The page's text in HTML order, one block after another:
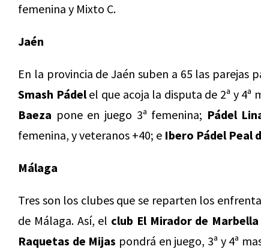
femenina y Mixto C.
Jaén
En la provincia de Jaén suben a 65 las parejas
Smash Pádelel que acoja la disputa de 2ª y 4ª
Baeza pone en juego 3ª femenina; Pádel
femenina, y veteranos +40; e Ibero Pádel Peal
Málaga
Tres son los clubes que se reparten los
de Málaga. Así, el club El Mirador de Marbella
Raquetas de Mijas pondrá en juego, 3ª y 4ª